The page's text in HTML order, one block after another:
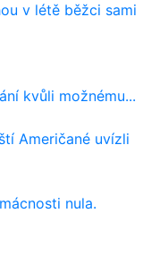
v létě běžci sami
kvůli možnému...
Američané uvízli
nula.